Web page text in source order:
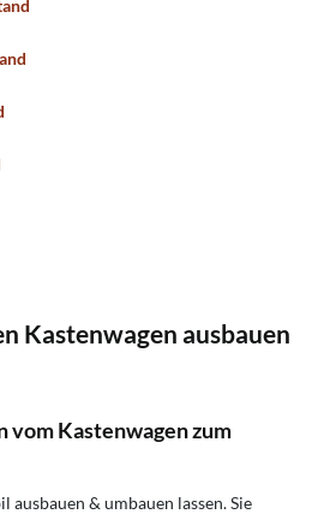
Kastenwagen ausbauen
vom Kastenwagen zum
ausbauen & umbauen lassen. Sie